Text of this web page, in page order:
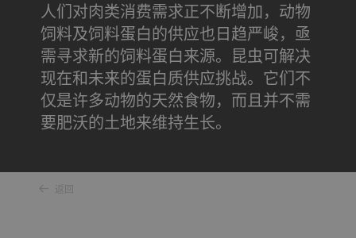
人们对肉类消费需求正不断增加，动物
饲料及饲料蛋白的供应也日趋严峻，亟
需寻求新的饲料蛋白来源。昆虫可解决
现在和未来的蛋白质供应挑战。它们不
仅是许多动物的天然食物，而且并不需
要肥沃的土地来维持生长。
返回